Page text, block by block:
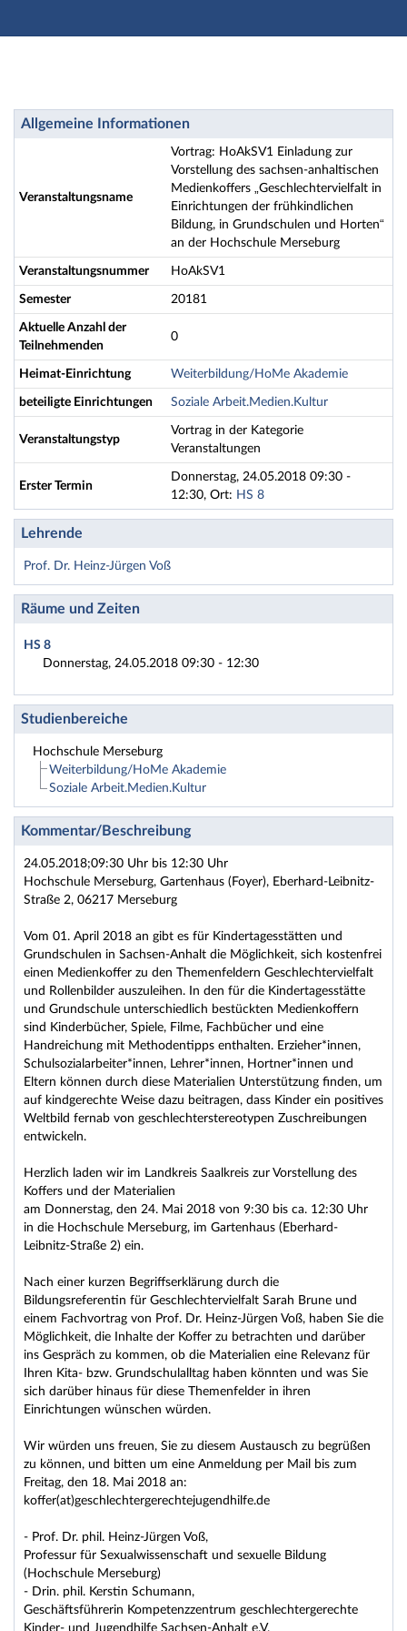
Hauptnavigation
Hauptinhalt
Fußzeile
Vortrag: HoAkSV1 Einladung zur Vorstellung des
Allgemeine Informationen
Veranstaltungsname
Vortrag: HoAkSV1 Einladung zur
Vorstellung des sachsen-anhaltischen
Medienkoffers „Geschlechtervielfalt in
Einrichtungen der frühkindlichen
Bildung, in Grundschulen und Horten“
an der Hochschule Merseburg
Veranstaltungsnummer HoAkSV1
Semester 20181
Aktuelle Anzahl der
Teilnehmenden
0
Heimat-Einrichtung Weiterbildung/HoMe Akademie
beteiligte Einrichtungen Soziale Arbeit.Medien.Kultur
Veranstaltungstyp
Vortrag in der Kategorie
Veranstaltungen
Erster Termin
Donnerstag, 24.05.2018 09:30 -
12:30, Ort: HS 8
Lehrende
Prof. Dr. Heinz-Jürgen Voß
Räume und Zeiten
HS 8
Donnerstag, 24.05.2018 09:30 - 12:30
Studienbereiche
Hochschule Merseburg
Weiterbildung/HoMe Akademie
Soziale Arbeit.Medien.Kultur
Kommentar/Beschreibung
24.05.2018;09:30 Uhr bis 12:30 Uhr
Hochschule Merseburg, Gartenhaus (Foyer), Eberhard-Leibnitz-
Straße 2, 06217 Merseburg
Vom 01. April 2018 an gibt es für Kindertagesstätten und
Grundschulen in Sachsen-Anhalt die Möglichkeit, sich kostenfrei
einen Medienkoffer zu den Themenfeldern Geschlechtervielfalt
und Rollenbilder auszuleihen. In den für die Kindertagesstätte
und Grundschule unterschiedlich bestückten Medienkoffern
sind Kinderbücher, Spiele, Filme, Fachbücher und eine
Handreichung mit Methodentipps enthalten. Erzieher*innen,
Schulsozialarbeiter*innen, Lehrer*innen, Hortner*innen und
Eltern können durch diese Materialien Unterstützung finden, um
auf kindgerechte Weise dazu beitragen, dass Kinder ein positives
Weltbild fernab von geschlechterstereotypen Zuschreibungen
entwickeln.
Herzlich laden wir im Landkreis Saalkreis zur Vorstellung des
Koffers und der Materialien
am Donnerstag, den 24. Mai 2018 von 9:30 bis ca. 12:30 Uhr
in die Hochschule Merseburg, im Gartenhaus (Eberhard-
Leibnitz-Straße 2) ein.
Nach einer kurzen Begriffserklärung durch die
Bildungsreferentin für Geschlechtervielfalt Sarah Brune und
einem Fachvortrag von Prof. Dr. Heinz-Jürgen Voß, haben Sie die
Möglichkeit, die Inhalte der Koffer zu betrachten und darüber
ins Gespräch zu kommen, ob die Materialien eine Relevanz für
Ihren Kita- bzw. Grundschulalltag haben könnten und was Sie
sich darüber hinaus für diese Themenfelder in ihren
Einrichtungen wünschen würden.
Wir würden uns freuen, Sie zu diesem Austausch zu begrüßen
zu können, und bitten um eine Anmeldung per Mail bis zum
Freitag, den 18. Mai 2018 an:
koffer(at)geschlechtergerechtejugendhilfe.de
- Prof. Dr. phil. Heinz-Jürgen Voß,
Professur für Sexualwissenschaft und sexuelle Bildung
(Hochschule Merseburg)
- Drin. phil. Kerstin Schumann,
Geschäftsführerin Kompetenzzentrum geschlechtergerechte
Kinder- und Jugendhilfe Sachsen-Anhalt e.V.